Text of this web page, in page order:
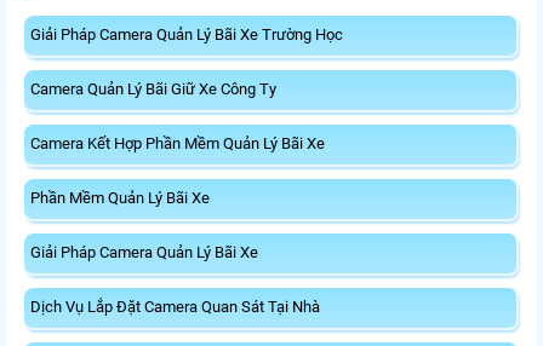
Giải Pháp Camera Quản Lý Bãi Xe Trường Học
Camera Quản Lý Bãi Giữ Xe Công Ty
Camera Kết Hợp Phần Mềm Quản Lý Bãi Xe
Phần Mềm Quản Lý Bãi Xe
Giải Pháp Camera Quản Lý Bãi Xe
Dịch Vụ Lắp Đặt Camera Quan Sát Tại Nhà